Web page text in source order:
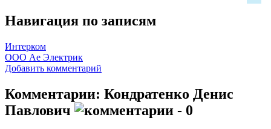
Навигация по записям
Интерком
ООО Ае Электрик
Добавить комментарий
Комментарии: Кондратенко Денис
Павлович
- 0